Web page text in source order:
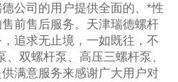
公司的用户提供全面的、*性
前售后服务。天津瑞德螺杆
追求无止境，一如既往，不
双螺杆泵、高压三螺杆泵、
满意服务来感谢广大用户对